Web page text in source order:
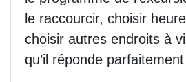
le raccourcir, choisir
choisir autres endroits à
qu’il réponde